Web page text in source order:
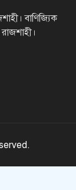
বাণিজ্যিক